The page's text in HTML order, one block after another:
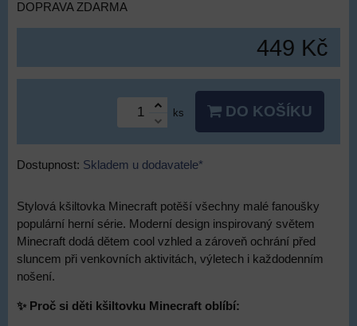
DOPRAVA ZDARMA
449 Kč
ks DO KOŠÍKU
Dostupnost: Skladem u dodavatele*
Stylová kšiltovka Minecraft potěší všechny malé fanoušky
populární herní série. Moderní design inspirovaný světem
Minecraft dodá dětem cool vzhled a zároveň ochrání před
sluncem při venkovních aktivitách, výletech i každodenním
nošení.
✨ Proč si děti kšiltovku Minecraft oblíbí: